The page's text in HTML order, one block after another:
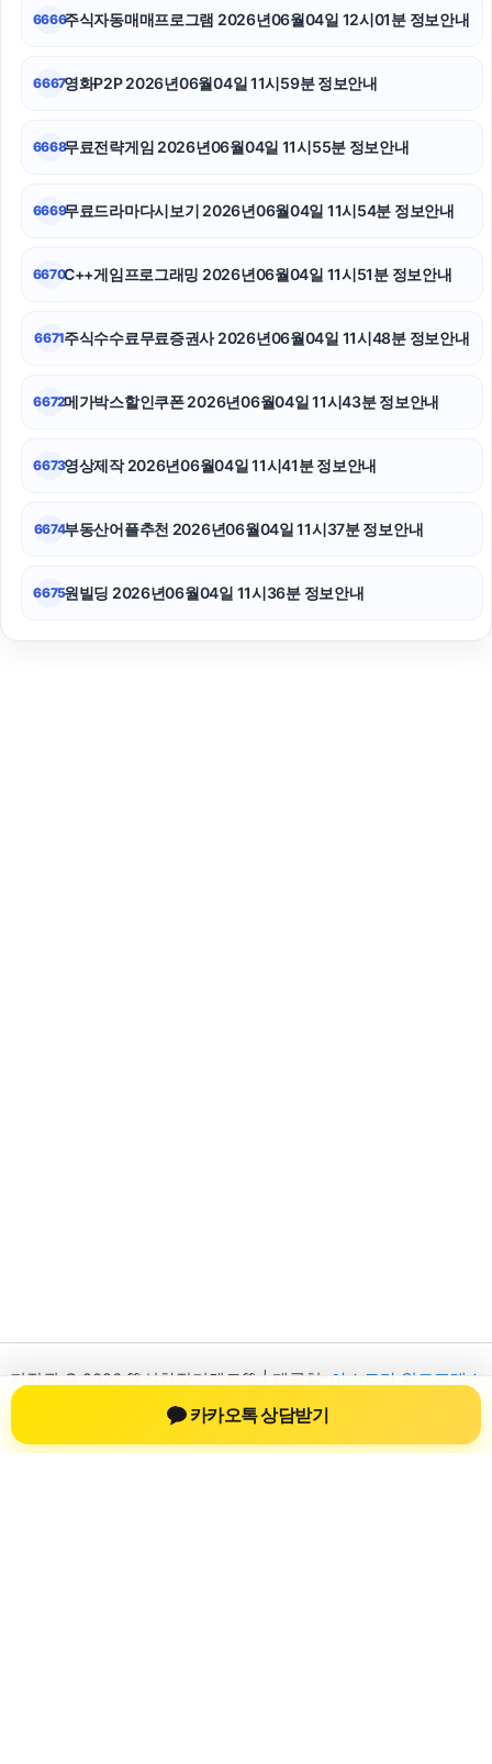
인천하수구막힘
6666주식자동매매프로그램 2026년06월04일 12시01분 정보안내
6667영화P2P 2026년06월04일 11시59분 정보안내
6668무료전략게임 2026년06월04일 11시55분 정보안내
6669무료드라마다시보기 2026년06월04일 11시54분 정보안내
6670C++게임프로그래밍 2026년06월04일 11시51분 정보안내
6671주식수수료무료증권사 2026년06월04일 11시48분 정보안내
6672메가박스할인쿠폰 2026년06월04일 11시43분 정보안내
6673영상제작 2026년06월04일 11시41분 정보안내
6674부동산어플추천 2026년06월04일 11시37분 정보안내
6675원빌딩 2026년06월04일 11시36분 정보안내
저작권 © 2026 💚신차장기렌트💚 | 제공처:
아스트라 워드프레스
테마
카카오톡 상담받기